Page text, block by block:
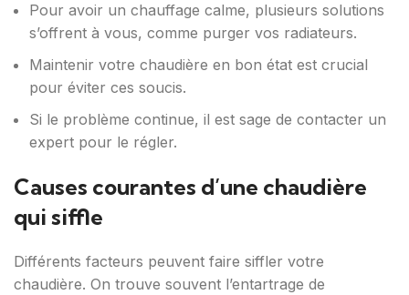
Pour avoir un chauffage calme, plusieurs solutions
s’offrent à vous, comme purger vos radiateurs.
Maintenir votre chaudière en bon état est crucial
pour éviter ces soucis.
Si le problème continue, il est sage de contacter un
expert pour le régler.
Causes courantes d’une chaudière
qui siffle
Différents facteurs peuvent faire siffler votre
chaudière. On trouve souvent l’entartrage de